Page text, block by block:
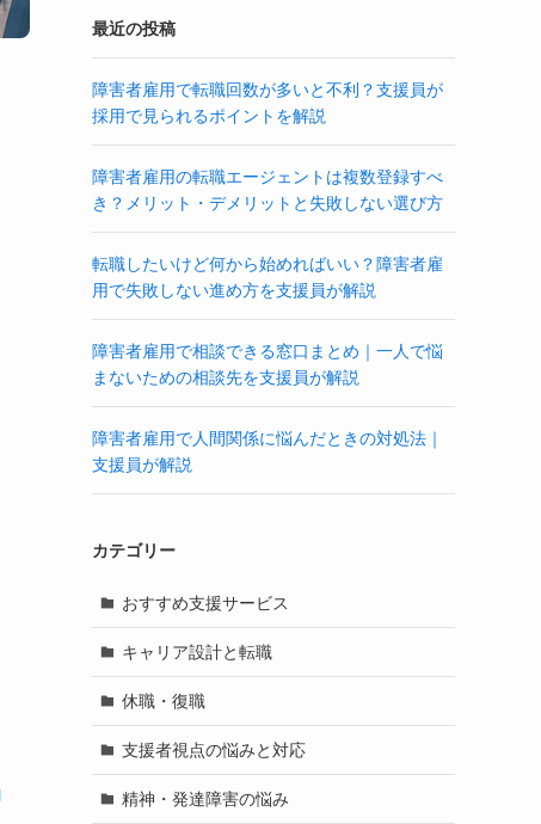
最近の投稿
障害者雇用で転職回数が多いと不利？支援員が
採用で見られるポイントを解説
障害者雇用の転職エージェントは複数登録すべ
き？メリット・デメリットと失敗しない選び方
転職したいけど何から始めればいい？障害者雇
用で失敗しない進め方を支援員が解説
障害者雇用で相談できる窓口まとめ｜一人で悩
まないための相談先を支援員が解説
障害者雇用で人間関係に悩んだときの対処法｜
支援員が解説
カテゴリー
おすすめ支援サービス
キャリア設計と転職
休職・復職
支援者視点の悩みと対応
精神・発達障害の悩み